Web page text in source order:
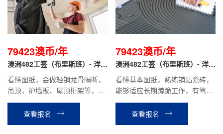
79423澳币/年
澳洲482工签（布里斯班）- 洋人
雇主 装修木工
看懂图纸，会做轻钢龙骨隔断，
吊顶，护墙板、屋顶桁架等，有
驾照。
查看报名
79423澳币/年
澳洲482工签（布里斯班）- 洋人
雇主 瓷砖工
看懂基本图纸，熟练铺贴瓷砖，
能够适应长期蹲跪工作，有驾
照。
查看报名